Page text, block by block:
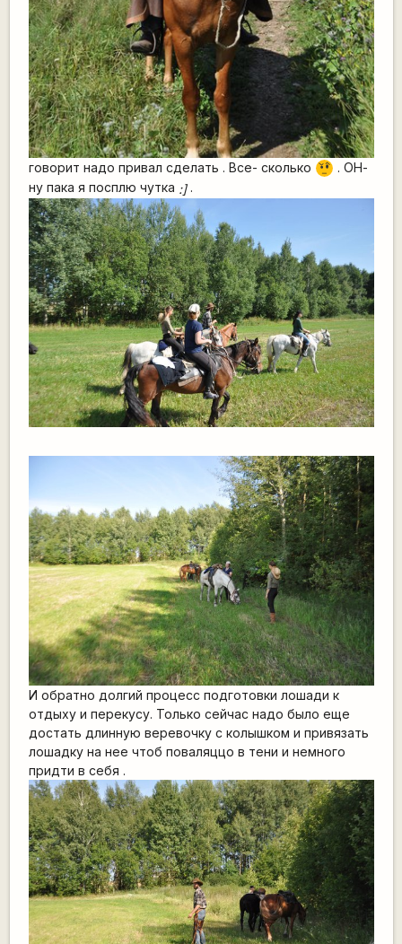
говорит надо привал сделать . Все- сколько ??? . ОН-
ну пака я посплю чутка :].
И обратно долгий процесс подготовки лошади к
отдыху и перекусу. Только сейчас надо было еще
достать длинную веревочку с колышком и привязать
лошадку на нее чтоб поваляццо в тени и немного
придти в себя .